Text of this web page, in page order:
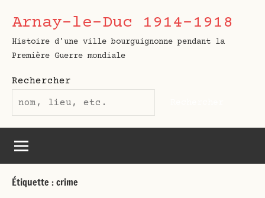
contenu
Arnay-le-Duc 1914-1918
Histoire d'une ville bourguignonne pendant la
Première Guerre mondiale
Rechercher
Étiquette :crime